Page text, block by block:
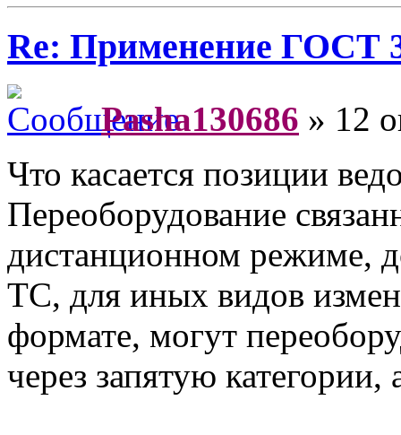
Re: Применение ГОСТ
Pasha130686 » 12
Что касается позиции
Переоборудование
дистанционном режиме,
ТС, для иных видов
формате, могут
через запятую